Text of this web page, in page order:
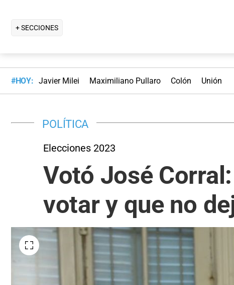
+ SECCIONES
#HOY: Javier Milei Maximiliano Pullaro Colón Unión
POLÍTICA
Elecciones 2023
Votó José
votar y que no